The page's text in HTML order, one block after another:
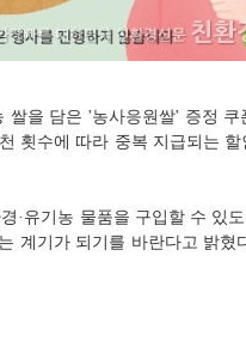
을 담은 '농사응원쌀' 증정
횟수에 따라 중복 지급되는
유기농 물품을 구입할 수 있
계기가 되기를 바란다고 밝혔